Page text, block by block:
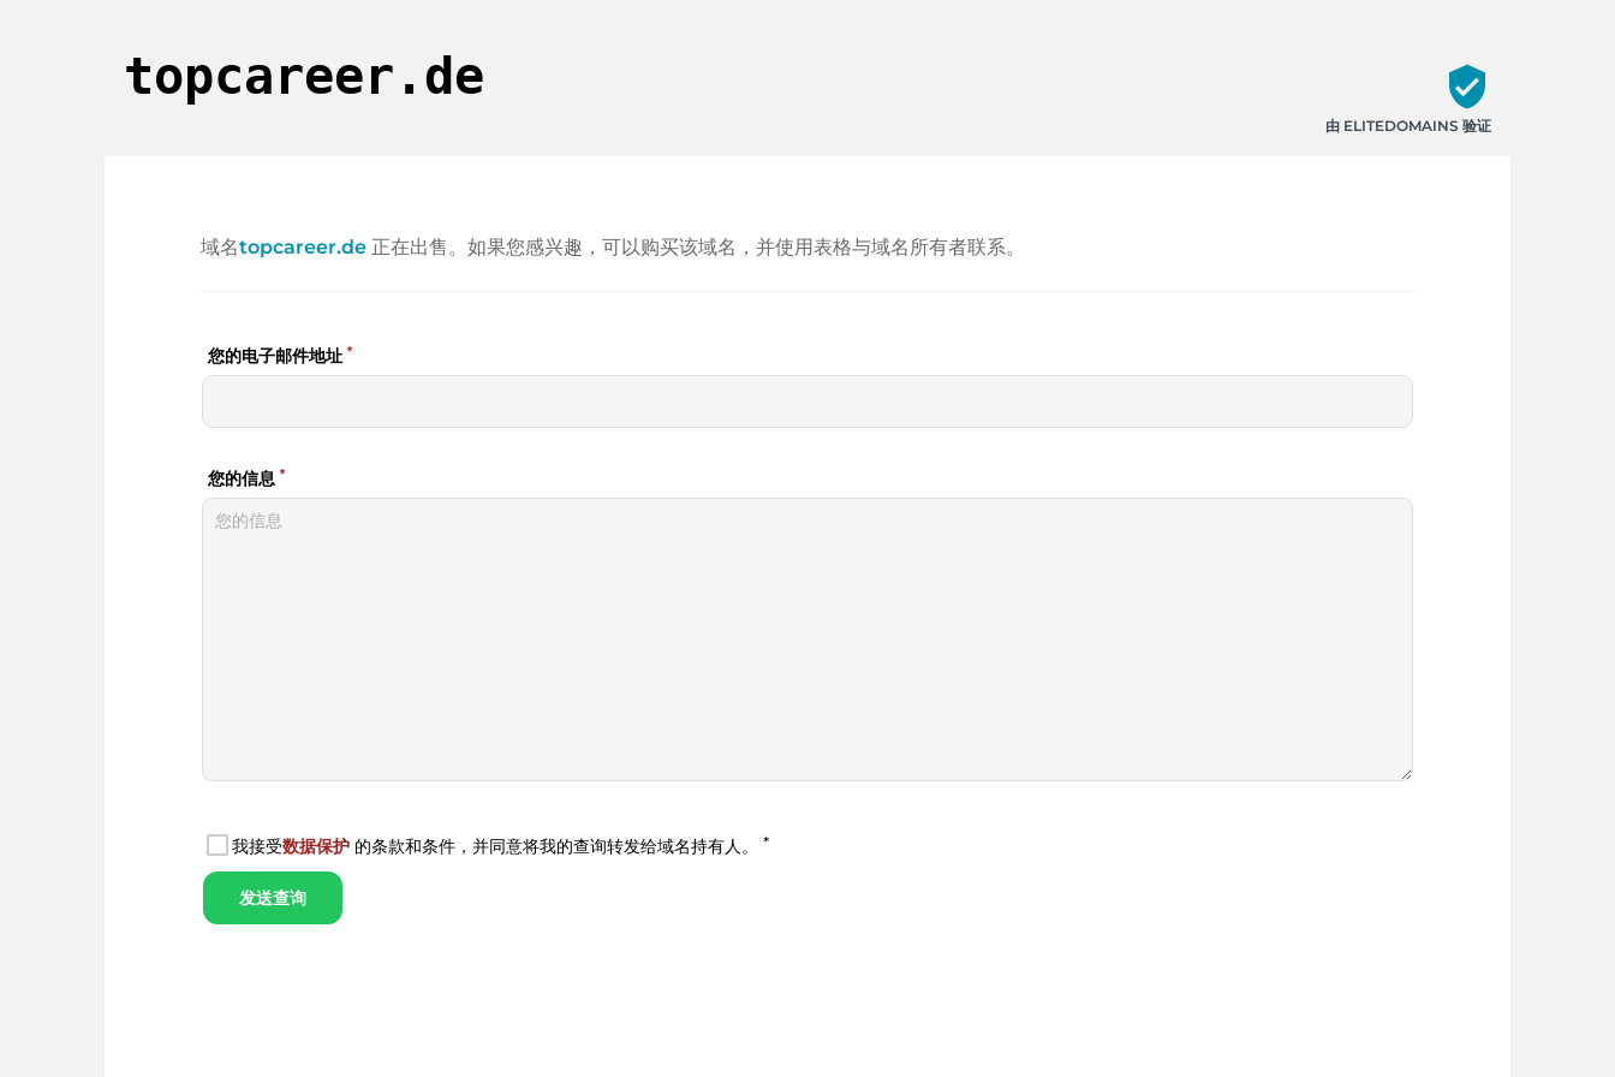
topcareer.de verified_user
由 ELITEDOMAINS 验证
域名topcareer.de 正在出售。如果您感兴趣，可以购买该域名，并使用表格与域名所有者联系。